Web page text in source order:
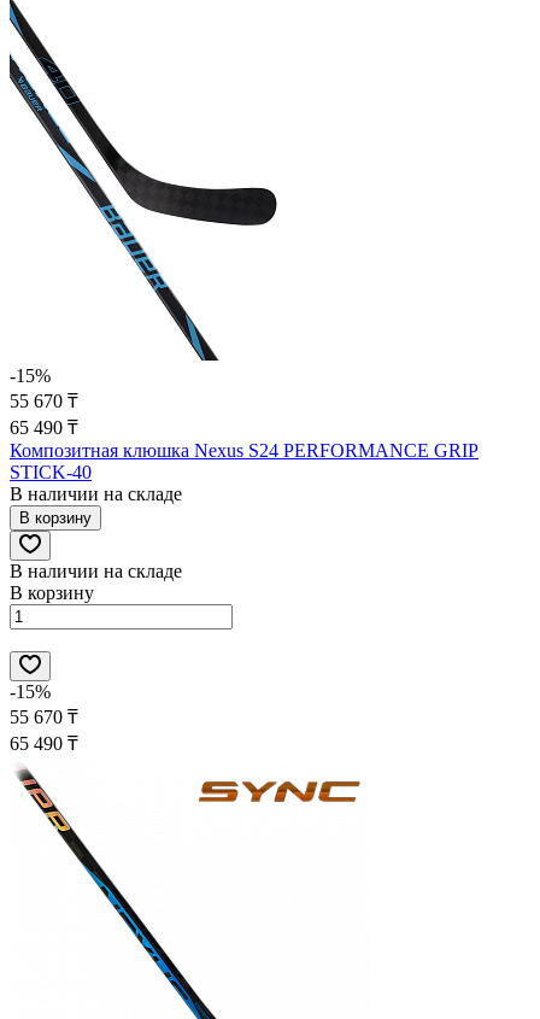
-15%
55 670 ₸
65 490 ₸
Композитная клюшка Nexus S24 PERFORMANCE GRIP
STICK-40
В наличии на складе
В корзину
В наличии на складе
В корзину
-15%
55 670 ₸
65 490 ₸